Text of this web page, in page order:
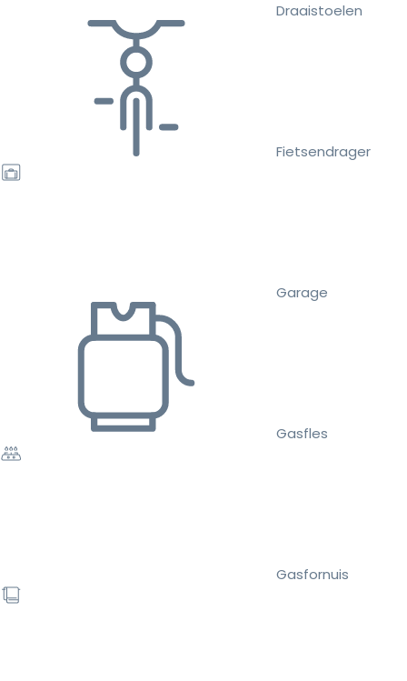
Draaistoelen
Fietsendrager
Garage
Gasfles
Gasfornuis